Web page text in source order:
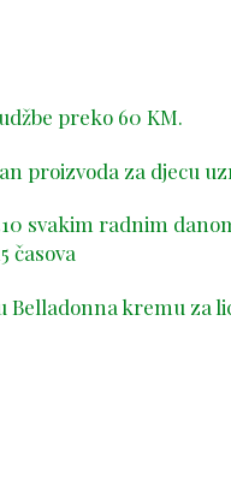
preko 60 KM.
proizvoda za djecu
svakim radnim
časova
Belladonna kremu za